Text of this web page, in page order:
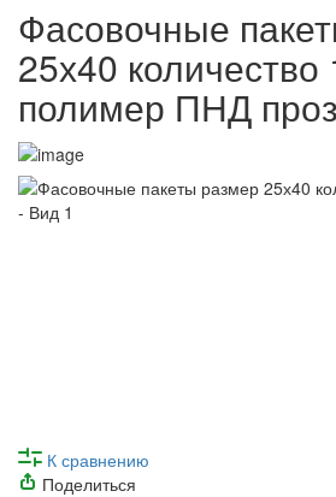
Фасовочные
25х40
полимер ПНД
К сравнению
Поделиться